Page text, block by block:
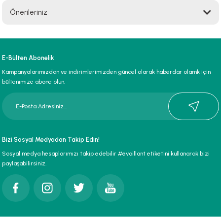
Önerileriniz
Bu ürünün fiyat bilgisi, resim, ürün açıklamalarında ve diğer konularda
iletebilirsiniz.
Ürün açıklamasında eksik bilgiler bulunuyor.
E-Bülten Abonelik
Kampanyalarımızdan ve indirimlerimizden güncel olarak haberdar olamk için
bültenimize abone olun.
Bizi Sosyal Medyadan Takip Edin!
Sosyal medya hesaplarımızı takip edebilir #evaillant etiketini kullanarak bizi
paylaşabilirsiniz.